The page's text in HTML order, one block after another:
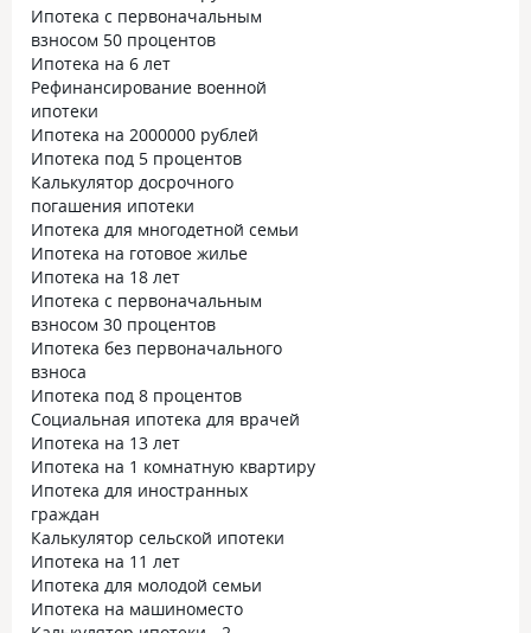
Ипотека с первоначальным
взносом 50 процентов
Ипотека на 6 лет
Рефинансирование военной
ипотеки
Ипотека на 2000000 рублей
Ипотека под 5 процентов
Калькулятор досрочного
погашения ипотеки
Ипотека для многодетной семьи
Ипотека на готовое жилье
Ипотека на 18 лет
Ипотека с первоначальным
взносом 30 процентов
Ипотека без первоначального
взноса
Ипотека под 8 процентов
Социальная ипотека для врачей
Ипотека на 13 лет
Ипотека на 1 комнатную квартиру
Ипотека для иностранных
граждан
Калькулятор сельской ипотеки
Ипотека на 11 лет
Ипотека для молодой семьи
Ипотека на машиноместо